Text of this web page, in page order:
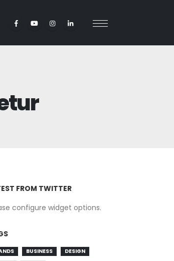
FROM TWITTER
configure widget options.
BUSINESS
DESIGN